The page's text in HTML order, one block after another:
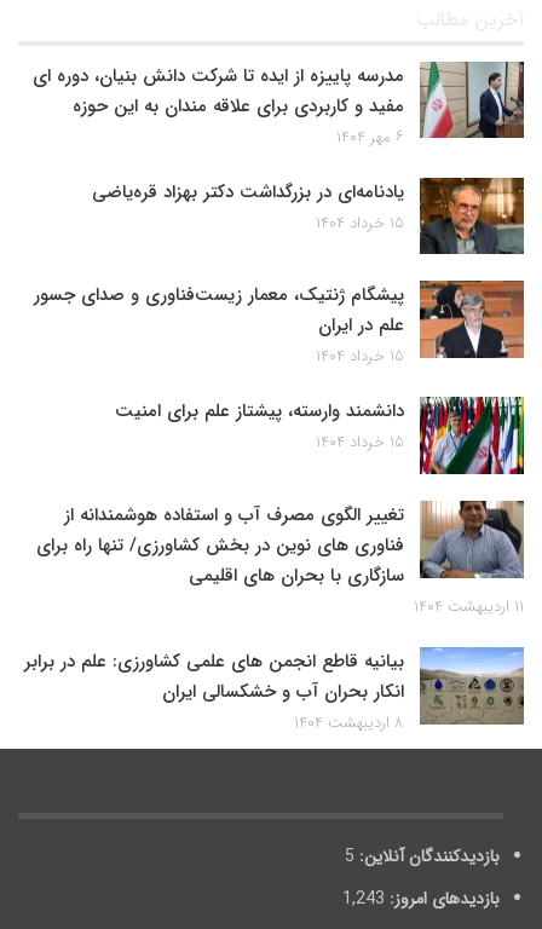
آخرین مطالب
مدرسه پاییزه از ایده تا شرکت دانش بنیان، دوره ای
مفید و کاربردی برای علاقه مندان به این حوزه
۶ مهر ۱۴۰۴
یادنامه‌ای در بزرگداشت دکتر بهزاد قره‌یاضی
۱۵ خرداد ۱۴۰۴
پیشگام ژنتیک، معمار زیست‌فناوری و صدای جسور
علم در ایران
۱۵ خرداد ۱۴۰۴
دانشمند وارسته، پیشتاز علم برای امنیت
۱۵ خرداد ۱۴۰۴
تغییر الگوی مصرف آب و استفاده هوشمندانه از
فناوری های نوین در بخش کشاورزی/ تنها راه برای
سازگاری با بحران های اقلیمی
۱۱ اردیبهشت ۱۴۰۴
بیانیه قاطع انجمن های علمی کشاورزی: علم در برابر
انکار بحران آب و خشکسالی ایران
۸ اردیبهشت ۱۴۰۴
بازدیدکنندگان آنلاین: 5
بازدیدهای امروز: 1,243